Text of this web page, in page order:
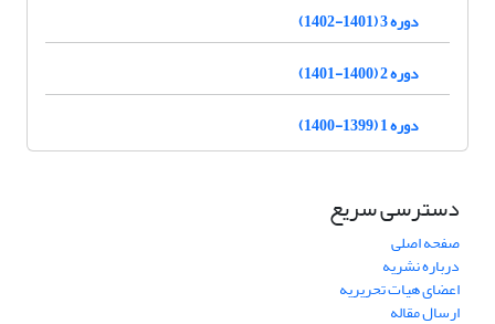
دوره 3 (1401-1402)
دوره 2 (1400-1401)
دوره 1 (1399-1400)
دسترسی سریع
صفحه اصلی
درباره نشریه
اعضای هیات تحریریه
ارسال مقاله